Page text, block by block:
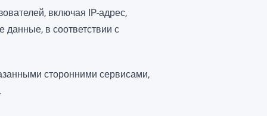
включая IP-адрес,
в соответствии с
сторонними сервисами,